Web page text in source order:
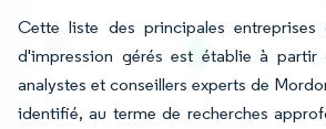
Cette liste des principales entreprises
d'impression gérés est établie à partir
analystes et conseillers experts de
identifié, au terme de recherches